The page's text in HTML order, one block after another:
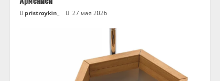
pristroykin_ 27 мая 2026